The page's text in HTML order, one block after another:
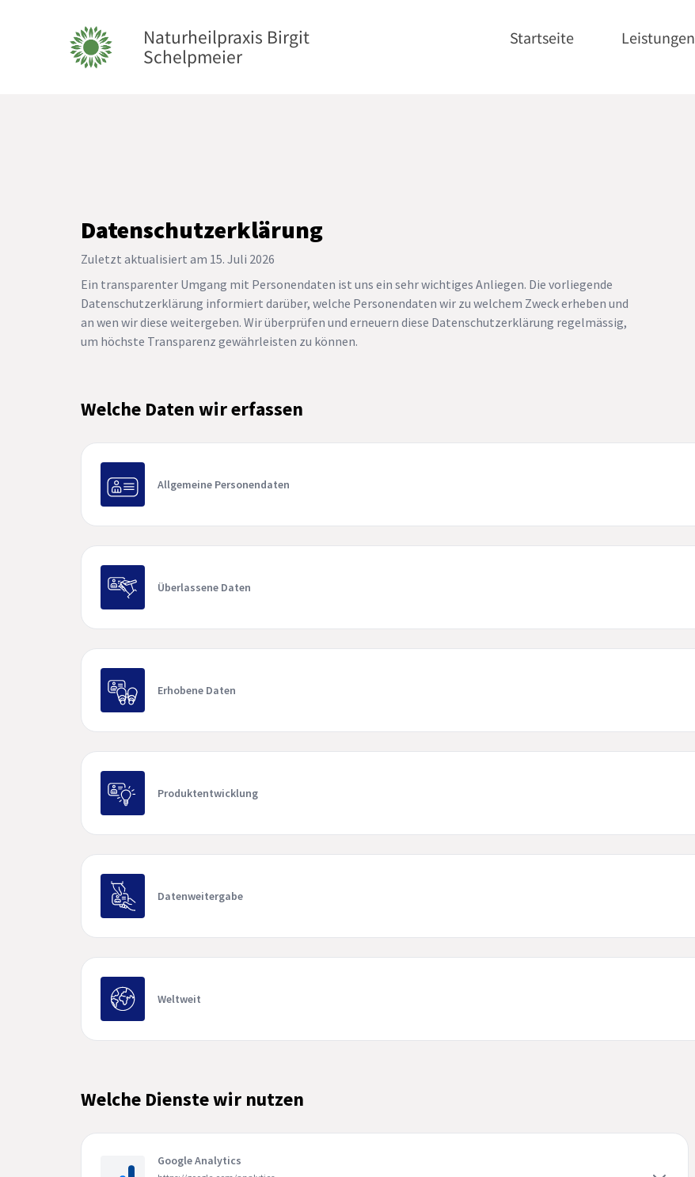
Naturheilpraxis Birgit
Schelpmeier
Startseite Leistungen
Datenschutzerklärung
Zuletzt aktualisiert am 15. Juli 2026
Ein transparenter Umgang mit Personendaten ist uns ein sehr wichtiges Anliegen. Die vorliegende
Datenschutzerklärung informiert darüber, welche Personendaten wir zu welchem Zweck erheben und
an wen wir diese weitergeben. Wir überprüfen und erneuern diese Datenschutzerklärung regelmässig,
um höchste Transparenz gewährleisten zu können.
Welche Daten wir erfassen
Allgemeine Personendaten
Überlassene Daten
Erhobene Daten
Produktentwicklung
Datenweitergabe
Weltweit
Welche Dienste wir nutzen
Google Analytics